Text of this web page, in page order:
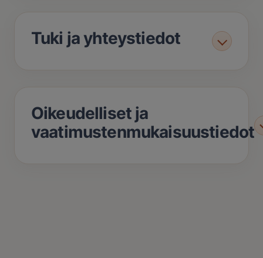
Tuki ja yhteystiedot
Oikeudelliset ja
vaatimustenmukaisuustiedot